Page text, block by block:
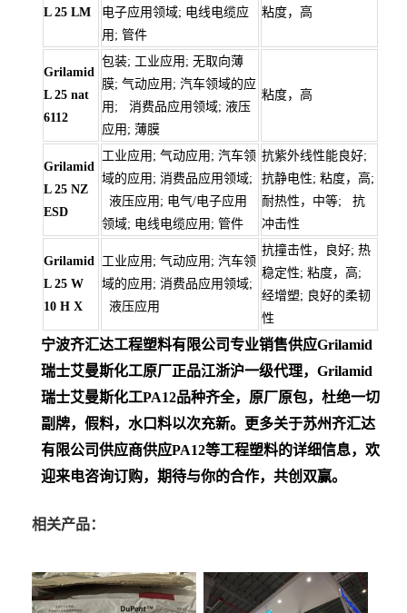
L 25 LM
电子应用领域; 电线电缆应
用; 管件
粘度，高
Grilamid
L 25 nat
6112
包装; 工业应用; 无取向薄
膜; 气动应用; 汽车领域的应
用; 消费品应用领域; 液压
应用; 薄膜
粘度，高
Grilamid
L 25 NZ
ESD
工业应用; 气动应用; 汽车领
域的应用; 消费品应用领域;
液压应用; 电气/电子应用
领域; 电线电缆应用; 管件
抗紫外线性能良好;
抗静电性; 粘度，高;
耐热性，中等; 抗
冲击性
Grilamid
L 25 W
10 H X
工业应用; 气动应用; 汽车领
域的应用; 消费品应用领域;
液压应用
抗撞击性，良好; 热
稳定性; 粘度，高;
经增塑; 良好的柔韧
性
宁波齐汇达工程塑料有限公司专业销售供应Grilamid
瑞士艾曼斯化工原厂正品江浙沪一级代理，Grilamid
瑞士艾曼斯化工PA12品种齐全，原厂原包，杜绝一切
副牌，假料，水口料以次充新。更多关于苏州齐汇达
有限公司供应商供应PA12等工程塑料的详细信息，欢
迎来电咨询订购，期待与你的合作，共创双赢。
相关产品：